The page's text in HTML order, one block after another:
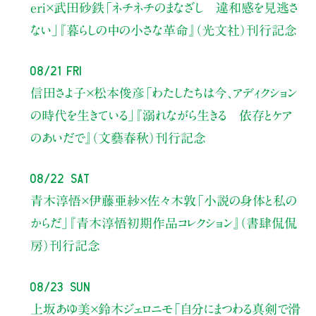
eri×武田砂鉄「ネチネチのまなざし 違和感を見逃さ
ない」
『暮らしの中の小さな革命』（光文社）刊行記念
08/21 Fri
信田さよ子×松本俊彦 「わたしたちは今、アディクション
の時代を生きている」
『溺れながら生きる 依存とケア
のあいだで』（文藝春秋）刊行記念
08/22 Sat
青木淳悟×伊藤亜紗×佐々木敦 「小説の身体と私の
からだ」
『青木淳悟初期作品コレクション』（書肆侃侃
房）刊行記念
08/23 Sun
上坂あゆ美×鈴木ジェロニモ 「自分にまつわる真剣で滑